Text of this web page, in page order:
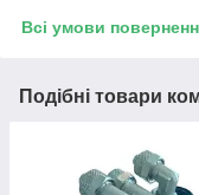
Всі умови
Подібні товари